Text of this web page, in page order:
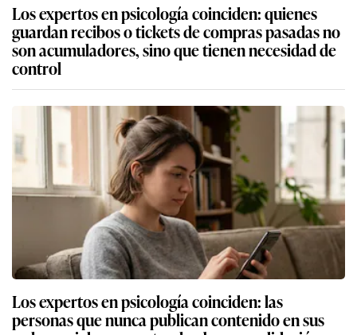
Los expertos en psicología coinciden: quienes
guardan recibos o tickets de compras pasadas no
son acumuladores, sino que tienen necesidad de
control
Los expertos en psicología coinciden: las
personas que nunca publican contenido en sus